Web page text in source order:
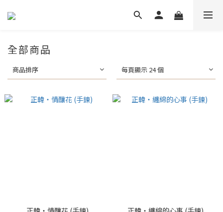
全部商品
商品排序 每頁顯示 24 個